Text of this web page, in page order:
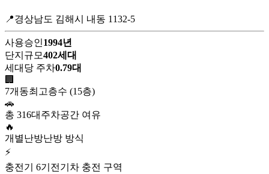
📍경상남도 김해시 내동 1132-5
사용승인1994년
단지규모402세대
세대당 주차0.79대
🏢
7개동최고층수 (15층)
🚗
총 316대 주차공간 여유
🔥
개별난방난방 방식
⚡
충전기 6기 전기차 충전 구역